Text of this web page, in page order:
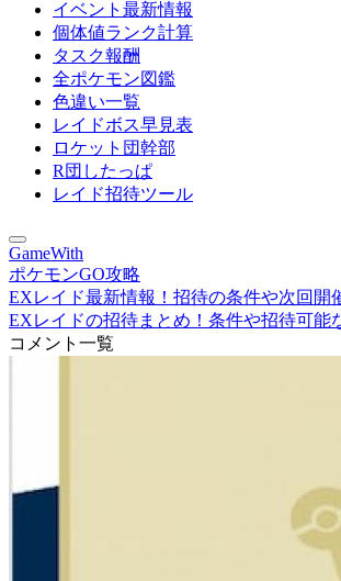
イベント最新情報
個体値ランク計算
タスク報酬
全ポケモン図鑑
色違い一覧
レイドボス早見表
ロケット団幹部
R団したっぱ
レイド招待ツール
GameWith
ポケモンGO攻略
EXレイド最新情報！招待の条件や次回開
EXレイドの招待まとめ！条件や招待可能
コメント一覧